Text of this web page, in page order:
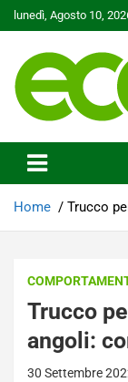
Skip
to
lunedì, Agosto 10,
Ecoo.it
Home Trucco
Trucco
angoli:
30 Settembre